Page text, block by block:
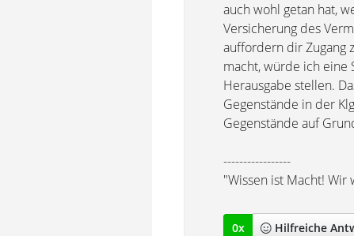
auch wohl getan hat,
Versicherung des
auffordern dir Zugang
macht, würde ich eine
Herausgabe stellen.
Gegenstände in der
Gegenstände auf
-----------------
"Wissen ist Macht! Wir
0x Hilfreiche